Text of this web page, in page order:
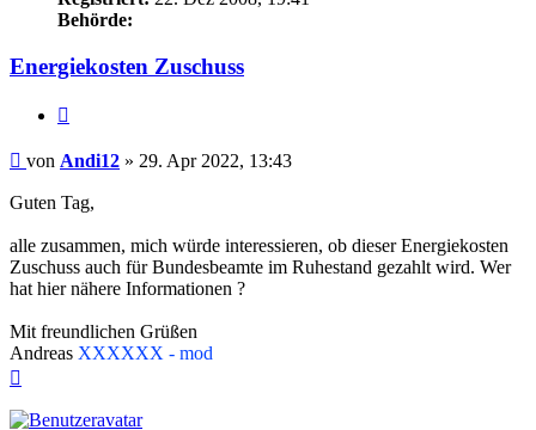
Behörde:
Energiekosten Zuschuss
Beitrag
von Andi12 » 29. Apr 2022, 13:43
Guten Tag,
alle zusammen, mich würde interessieren, ob dieser Energiekosten
Zuschuss auch für Bundesbeamte im Ruhestand gezahlt wird. Wer
hat hier nähere Informationen ?
Mit freundlichen Grüßen
Andreas XXXXXX - mod